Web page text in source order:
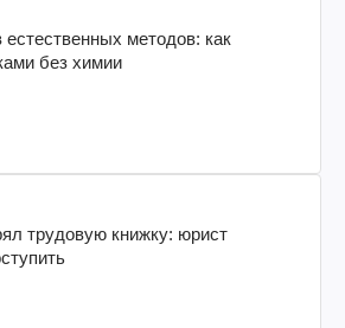
методов: как
без химии
трудовую книжку: юрист